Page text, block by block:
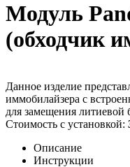
Модуль
(обходчик
Данное изделие
иммобилайзера с
для замещения литиевой
Стоимость с установкой:
Описание
Инструкции